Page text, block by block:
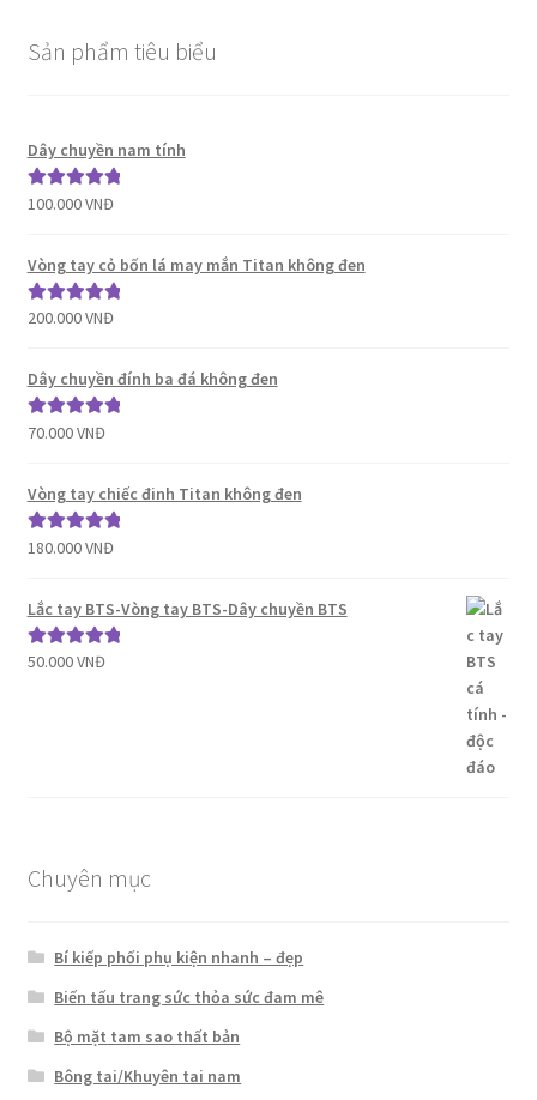
Sản phẩm tiêu biểu
Dây chuyền nam tính
Được xếp
sao
100.000VNĐ
Vòng tay cỏ bốn lá may mắn Titan không đen
Được xếp
sao
200.000VNĐ
Dây chuyền đính ba đá không đen
Được xếp
sao
70.000VNĐ
Vòng tay chiếc đinh Titan không đen
Được xếp
sao
180.000VNĐ
Lắc tay BTS-Vòng tay BTS-Dây chuyền BTS
Được xếp
50.000VNĐ
Chuyên mục
Bí kiếp phối phụ kiện nhanh – đẹp
Biến tấu trang sức thỏa sức đam mê
Bộ mặt tam sao thất bản
Bông tai/Khuyên tai nam